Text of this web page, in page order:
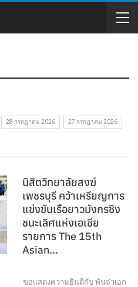
28 กรกฎาคม 2026 27 กรกฎาคม 2026
นิสิตวิทยาลัยสงฆ์
เพชรบุรี คว้าเหรียญการ
แข่งขันเรือยาวมังกรชิง
ชนะเลิศแห่งเอเชีย
รายการ The 15th
Asian…
ขอแสดงความยินดีกับ พันจ่าเอก